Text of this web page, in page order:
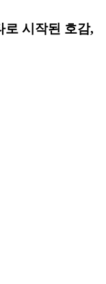
시작된 호감,